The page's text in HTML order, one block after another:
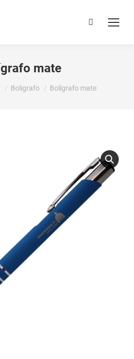
Buscar:
mate
Boligrafo Bolígrafo mate